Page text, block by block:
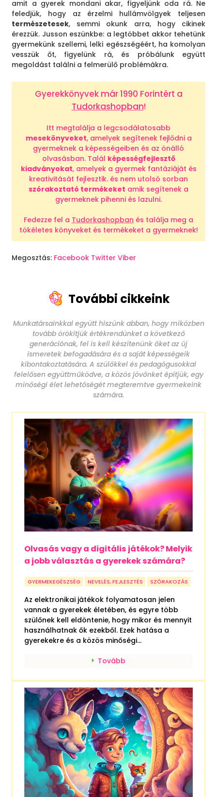
amit a gyerek mondani akar, figyeljünk oda rá. Ne
feledjük, hogy az érzelmi hullámvölgyek teljesen
természetesek, semmi okunk arra, hogy cikinek
érezzük. Jusson eszünkbe: a legtöbbet akkor tehetünk
gyermekünk szellemi, lelki egészségéért, ha komolyan
vesszük őt, figyelünk rá, és próbálunk együtt
megoldást találni a felmerülő problémákra.
Gyerekkönyvek már 1990 Forintért a
Tudorkashopban!
Itt megtalálja a legcsodálatosabb
mesekönyveket, amelyek segítenek fejlődni a
gyermeknek a képességeiben és az önálló
olvasásban. Talál képességfejlesztő
kiadványokat, amelyek a gyermek fantáziáját és
kreativitását fejlesztik. és nem utolsó sorban
szórakoztató termékeket amik segítenek a
gyermeknek pihenni és lazulni.
Fedezze fel a Tudorkashopban és találja meg a
tökéletes könyveket és termékeket a gyermeknek!
Megosztás: Facebook Twitter Viber
További cikkeink
Munkatársainkkal együtt hiszünk abban, hogy miközben
tovább örökítjük értékrendünket a következő
generációnak, fel is kell készítenünk őket az új
ismeretek befogadására és a saját képességeik
kibontakoztatására. A szülőkkel és pedagógusokkal
felelősen együttműködve, a közös jövőnket építjük, egy
minőségi élet lehetőségét megteremtve gyermekeink
számára.
Olvasás vagy a digitális játékok? Melyik
a jobb választás a gyerekek számára?
GYERMEKEGÉSZSÉG NEVELÉS, FEJLESZTÉS SZÓRAKOZÁS
Az elektronikai játékok folyamatosan jelen
vannak a gyerekek életében, és egyre több
szülőnek kell eldöntenie, hogy mikor és mennyit
használhatnak ők ezekből. Ezek hatása a
gyerekekre és a közös minőségi...
Tovább